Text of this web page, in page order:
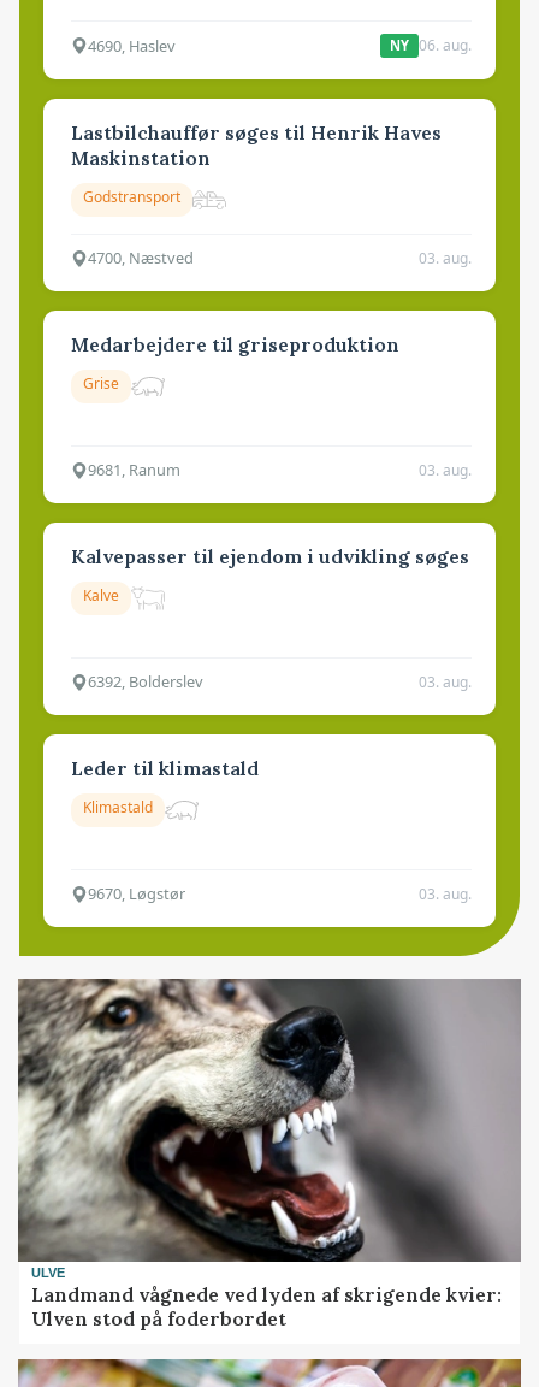
4690, Haslev NY 06. aug.
Lastbilchauffør søges til Henrik Haves
Maskinstation
Godstransport
4700, Næstved 03. aug.
Medarbejdere til griseproduktion
Grise
9681, Ranum 03. aug.
Kalvepasser til ejendom i udvikling søges
Kalve
6392, Bolderslev 03. aug.
Leder til klimastald
Klimastald
9670, Løgstør 03. aug.
ULVE
Landmand vågnede ved lyden af skrigende kvier:
Ulven stod på foderbordet